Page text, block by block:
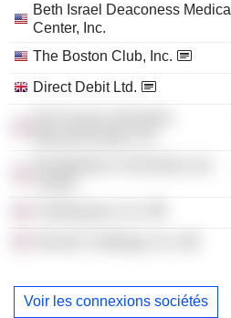
Beth Israel Deaconess Medical
Center, Inc.
The Boston Club, Inc.
Direct Debit Ltd.
Voir les connexions sociétés